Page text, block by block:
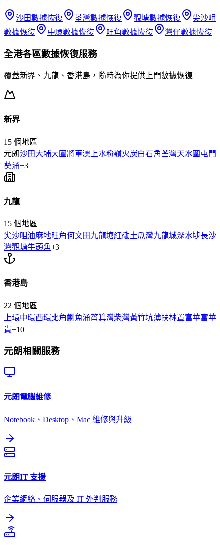
沙田數據恢復 荃灣數據恢復 觀塘數據恢復
尖沙咀
數據恢復
中環數據恢復 旺角數據恢復 灣仔數據恢復
全港各區數據恢復服務
覆蓋新界、九龍、香港島，隨時為你提供上門數據恢復
新界
15 個地區
元朗沙田大埔大圍將軍澳 上水粉嶺火炭白石角荃灣天水圍 屯門
葵涌+3
九龍
15 個地區
尖沙咀 油麻地旺角何文田九龍塘紅磡土瓜灣九龍城深水埗長沙
灣觀塘牛頭角+3
香港島
22 個地區
上環中環西環北角鰂魚涌筲箕灣柴灣黃竹坑薄扶林置富華富華
貴+10
元朗相關服務
元朗電腦維修
Notebook、Desktop、Mac 維修與升級
元朗IT 支援
企業網絡、伺服器及 IT 外判服務